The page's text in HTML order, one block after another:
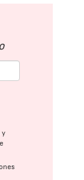
y